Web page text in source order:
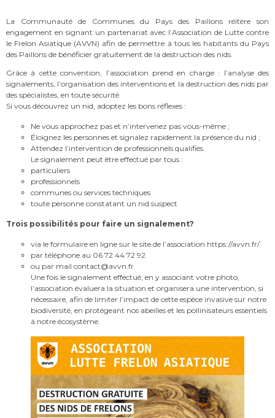
La Communauté de Communes du Pays des Paillons réitère son
engagement en signant un partenariat avec l’Association de Lutte contre
le Frelon Asiatique (AVVN) afin de permettre à tous les habitants du Pays
des Paillons de bénéficier gratuitement de la destruction des nids.
Grâce à cette convention, l’association prend en charge : l’analyse des
signalements, l’organisation des interventions et la destruction des nids par
des spécialistes, en toute sécurité.
Si vous découvrez un nid, adoptez les bons réflexes :
Ne vous approchez pas et n’intervenez pas vous-même ;
Éloignez les personnes et signalez rapidement la présence du nid ;
Attendez l’intervention de professionnels qualifiés.
Le signalement peut être effectué par tous :
particuliers
professionnels
communes ou services techniques
toute personne constatant un nid suspect
Trois possibilités pour faire un signalement?
via le formulaire en ligne sur le site de l’association https://avvn.fr/
par téléphone au 06 72 44 72 92
ou par mail contact@avvn.fr
Une fois le signalement effectué, en y associant votre photo,
l’association évaluera la situation et organisera une intervention, si
nécessaire, afin de limiter l’impact de cette espèce invasive sur notre
biodiversité, en protégeant nos abeilles et les pollinisateurs essentiels
à notre écosystème.